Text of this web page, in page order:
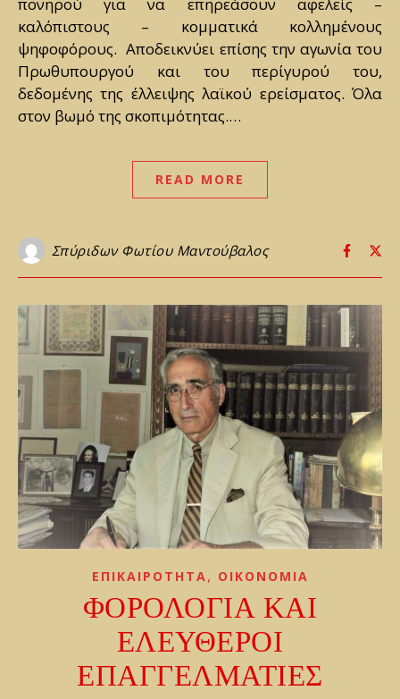
πονηρού για να επηρεάσουν αφελείς –
καλόπιστους – κομματικά κολλημένους
ψηφοφόρους. Αποδεικνύει επίσης την αγωνία του
Πρωθυπουργού και του περίγυρού του,
δεδομένης της έλλειψης λαϊκού ερείσματος. Όλα
στον βωμό της σκοπιμότητας.…
READ MORE
Σπύριδων Φωτίου Μαντούβαλος
ΕΠΙΚΑΙΡΟΤΗΤΑ, ΟΙΚΟΝΟΜΙΑ
ΦΟΡΟΛΟΓΙΑ ΚΑΙ
ΕΛΕΥΘΕΡΟΙ
ΕΠΑΓΓΕΛΜΑΤΙΕΣ